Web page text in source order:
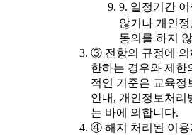
9. 일정기간
않거나 개인
동의를 하지
③ 전항의 규정에 의
한하는 경우와 제한
적인 기준은 교육정
안내, 개인정보처리
는 바에 의합니다.
④ 해지 처리된 이용